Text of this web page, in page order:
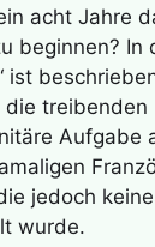
acht Jahre
beginnen? In
ist
treibenden
Aufgabe
jedoch
wurde.